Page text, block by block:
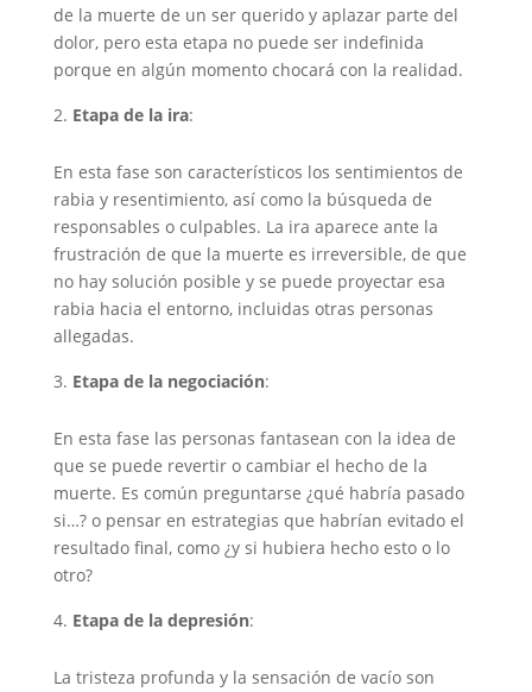
de la muerte de un ser querido y aplazar parte del
dolor, pero esta etapa no puede ser indefinida
porque en algún momento chocará con la realidad.
Etapa de la ira:
En esta fase son característicos los sentimientos de
rabia y resentimiento, así como la búsqueda de
responsables o culpables. La ira aparece ante la
frustración de que la muerte es irreversible, de que
no hay solución posible y se puede proyectar esa
rabia hacia el entorno, incluidas otras personas
allegadas.
Etapa de la negociación:
En esta fase las personas fantasean con la idea de
que se puede revertir o cambiar el hecho de la
muerte. Es común preguntarse ¿qué habría pasado
si…? o pensar en estrategias que habrían evitado el
resultado final, como ¿y si hubiera hecho esto o lo
otro?
Etapa de la depresión:
La tristeza profunda y la sensación de vacío son